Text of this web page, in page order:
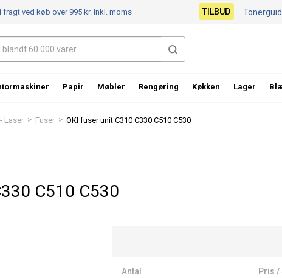
Laser > Fuser > OKI fuser unit C310 C330 C510 C530
C510 C530
Antal Pris /
fragt ved køb over 995 kr.inkl. moms TILBUD
Papir Møbler Rengøring Køkken Lager